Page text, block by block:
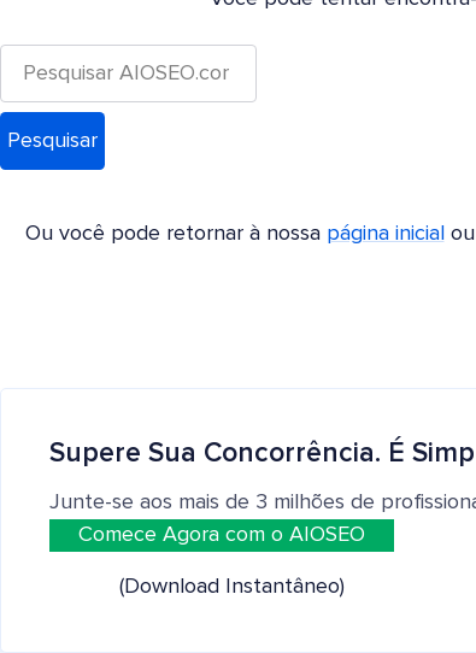
Ou você pode retornar à nossa página inicial ou
Supere Sua Concorrência. É
Junte-se aos mais de 3 milhões de
Comece Agora com o AIOSEO
(Download Instantâneo)